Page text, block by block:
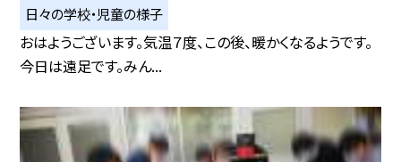
日々の学校・児童の様子
おはようございます。気温７度、この後、暖かくなるようです。
今日は遠足です。みん...